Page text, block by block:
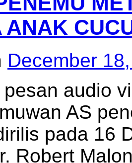
ANAK
December
audio
AS
pada 16
Robert